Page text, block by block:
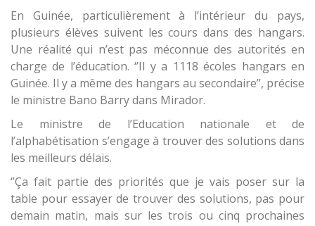
En Guinée, particulièrement à l’intérieur du pays,
plusieurs élèves suivent les cours dans des hangars.
Une réalité qui n’est pas méconnue des autorités en
charge de l’éducation. ‘’Il y a 1118 écoles hangars en
Guinée. Il y a même des hangars au secondaire’’, précise
le ministre Bano Barry dans Mirador.
Le ministre de l’Education nationale et de
l’alphabétisation s’engage à trouver des solutions dans
les meilleurs délais.
‘’Ça fait partie des priorités que je vais poser sur la
table pour essayer de trouver des solutions, pas pour
demain matin, mais sur les trois ou cinq prochaines